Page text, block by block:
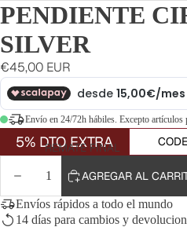
REMATE FINAL
PENDIENTE
SILVER
€45,00 EUR
Envío en 24/72h hábiles. Excepto artículos
5% DTO EXTRA
DISMINUIR
AUMENTAR
CANTIDAD
AGREGAR AL
Envíos rápidos a todo el mundo
14 días para cambios y